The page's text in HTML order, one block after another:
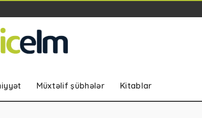
Müxtəlif şübhələr Kitablar